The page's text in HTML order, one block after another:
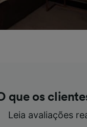
que os
Leia avaliações